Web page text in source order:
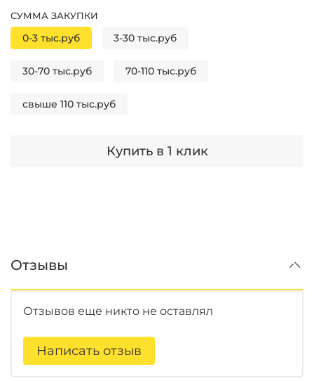
Купить в 1 клик
СУММА ЗАКУПКИ
0-3 тыс.руб 3-30 тыс.руб
30-70 тыс.руб 70-110 тыс.руб
свыше 110 тыс.руб
Отзывы
Отзывов еще никто не оставлял
Написать отзыв